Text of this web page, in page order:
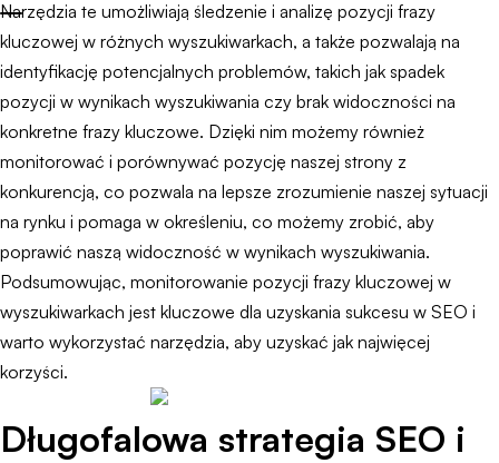
Narzędzia te umożliwiają śledzenie i analizę pozycji frazy
kluczowej w różnych wyszukiwarkach, a także pozwalają na
identyfikację potencjalnych problemów, takich jak spadek
pozycji w wynikach wyszukiwania czy brak widoczności na
konkretne frazy kluczowe. Dzięki nim możemy również
monitorować i porównywać pozycję naszej strony z
konkurencją, co pozwala na lepsze zrozumienie naszej sytuacji
na rynku i pomaga w określeniu, co możemy zrobić, aby
poprawić naszą widoczność w wynikach wyszukiwania.
Podsumowując, monitorowanie pozycji frazy kluczowej w
wyszukiwarkach jest kluczowe dla uzyskania sukcesu w SEO i
warto wykorzystać narzędzia, aby uzyskać jak najwięcej
korzyści.
Długofalowa strategia SEO i